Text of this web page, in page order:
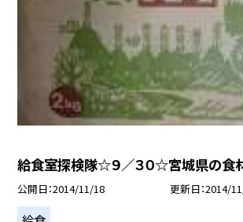
給食室探検隊☆９／３０☆宮城県の食
公開日 2014/11/18 更新日 2014/